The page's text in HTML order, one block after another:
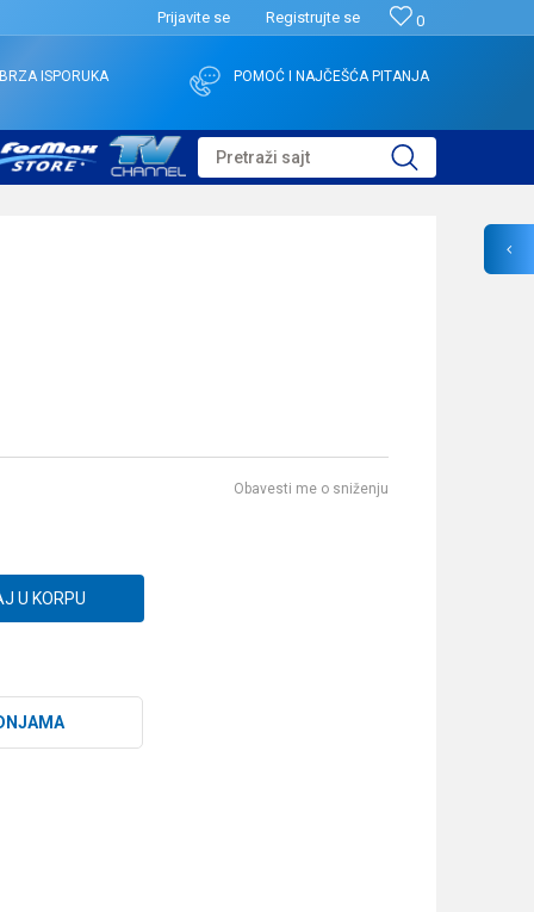
0
Prijavite se Registrujte se
BRZA ISPORUKA POMOĆ I NAJČEŠĆA PITANJA
Pretraži sajt
Obavesti me o sniženju
U KORPU